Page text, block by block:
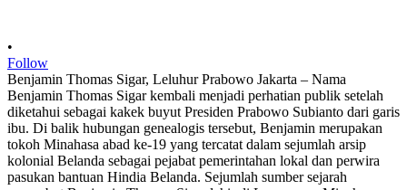
•
Follow
Benjamin Thomas Sigar, Leluhur Prabowo Jakarta – Nama
Benjamin Thomas Sigar kembali menjadi perhatian publik setelah
diketahui sebagai kakek buyut Presiden Prabowo Subianto dari garis
ibu. Di balik hubungan genealogis tersebut, Benjamin merupakan
tokoh Minahasa abad ke-19 yang tercatat dalam sejumlah arsip
kolonial Belanda sebagai pejabat pemerintahan lokal dan perwira
pasukan bantuan Hindia Belanda. Sejumlah sumber sejarah